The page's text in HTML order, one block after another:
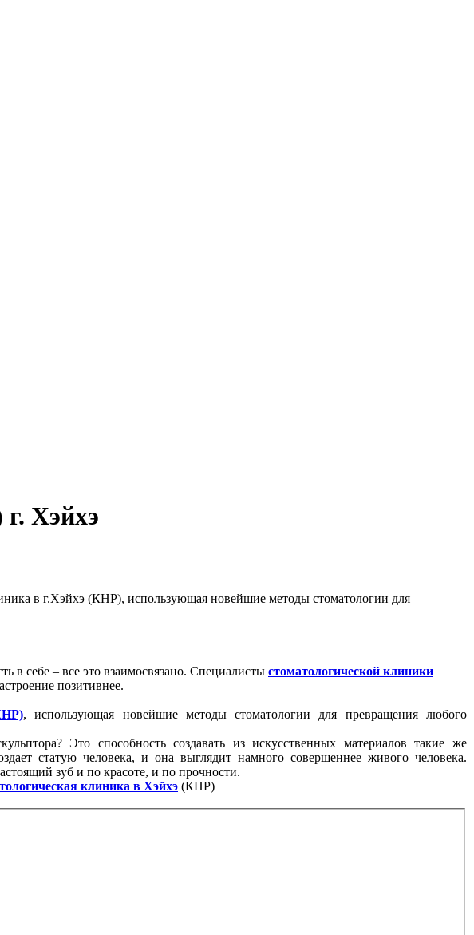
Хэйхэ
в г.Хэйхэ (КНР), использующая новейшие методы стоматологии для
в себе – все это взаимосвязано. Специалисты стоматологической клиники
позитивнее.
, использующая новейшие методы стоматологии для превращения любого
Это способность создавать из искусственных материалов такие же
статую человека, и она выглядит намного совершеннее живого человека.
зуб и по красоте, и по прочности.
клиника в Хэйхэ (КНР)